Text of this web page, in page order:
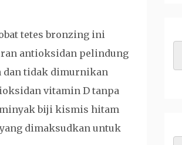
tetes bronzing ini
antioksidan pelindung
dan tidak dimurnikan
vitamin D tanpa
minyak biji kismis hitam
dimaksudkan untuk